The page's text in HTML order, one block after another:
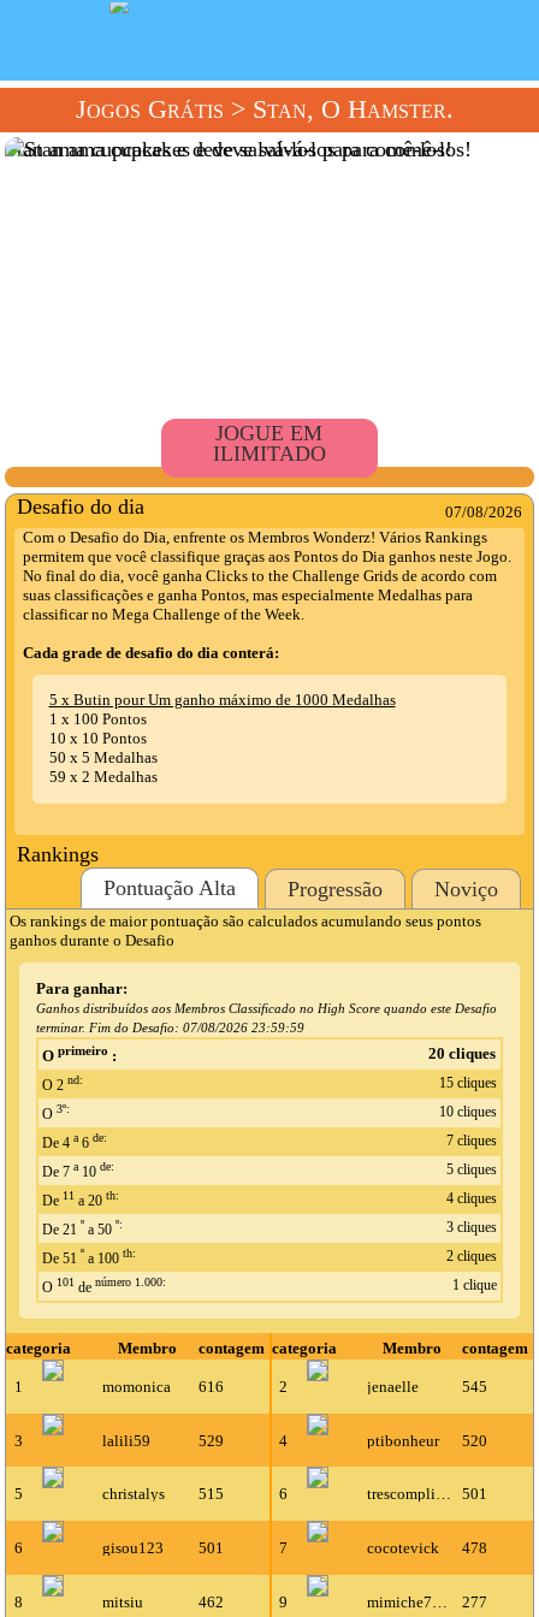
Jogos Grátis > Stan, O Hamster.
Stan ama cupcakes e deve salvá-los para comê-los!
JOGUE EM
ILIMITADO
Desafio do dia
07/08/2026
Com o Desafio do Dia, enfrente os Membros Wonderz! Vários Rankings
permitem que você classifique graças aos Pontos do Dia ganhos neste Jogo.
No final do dia, você ganha Clicks to the Challenge Grids de acordo com
suas classificações e ganha Pontos, mas especialmente Medalhas para
classificar no Mega Challenge of the Week.
Cada grade de desafio do dia conterá:
5 x Butin pour Um ganho máximo de 1000 Medalhas
1 x 100 Pontos
10 x 10 Pontos
50 x 5 Medalhas
59 x 2 Medalhas
Rankings
Pontuação Alta
Progressão Noviço
Os rankings de maior pontuação são calculados acumulando seus pontos
ganhos durante o Desafio
Para ganhar:
Ganhos distribuídos aos Membros Classificado no High Score quando este Desafio
terminar. Fim do Desafio: 07/08/2026 23:59:59
Oprimeiro : 20 cliques
O 2 nd:
15 cliques
O 3º:
10 cliques
De 4 a6 de:
7 cliques
De 7 a10 de:
5 cliques
De 11a 20 th:
4 cliques
De 21 ºa 50 º:
3 cliques
De 51 ºa 100 th:
2 cliques
O 101de número 1.000: 1 clique
categoria Membro contagem categoria Membro contagem
1 momonica 616 2 jenaelle 545
3 lalili59 529 4 ptibonheur 520
5 christalys 515 6 trescomplique 501
6 gisou123 501 7 cocotevick 478
8 mitsiu 462 9 277